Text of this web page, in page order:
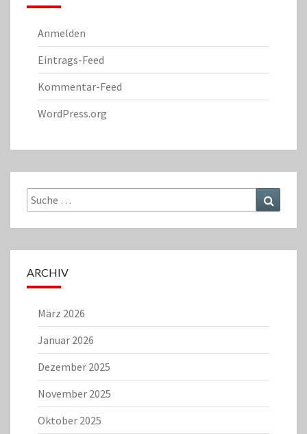
Anmelden
Eintrags-Feed
Kommentar-Feed
WordPress.org
Suche
nach:
ARCHIV
März 2026
Januar 2026
Dezember 2025
November 2025
Oktober 2025